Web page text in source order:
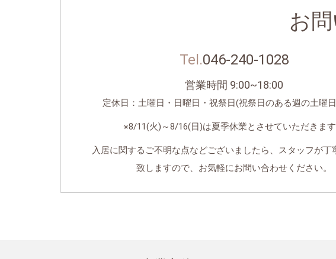
お
Tel.046-240-1028
営業時間 9:00~18:00
定休日：土曜日・日曜日・祝祭日(祝祭日のある週の土曜
※8/11(火)～8/16(日)は夏季休業とさせていただきます
入居に関するご不明な点などございましたら、スタッフが丁
致しますので、お気軽にお問い合わせください。